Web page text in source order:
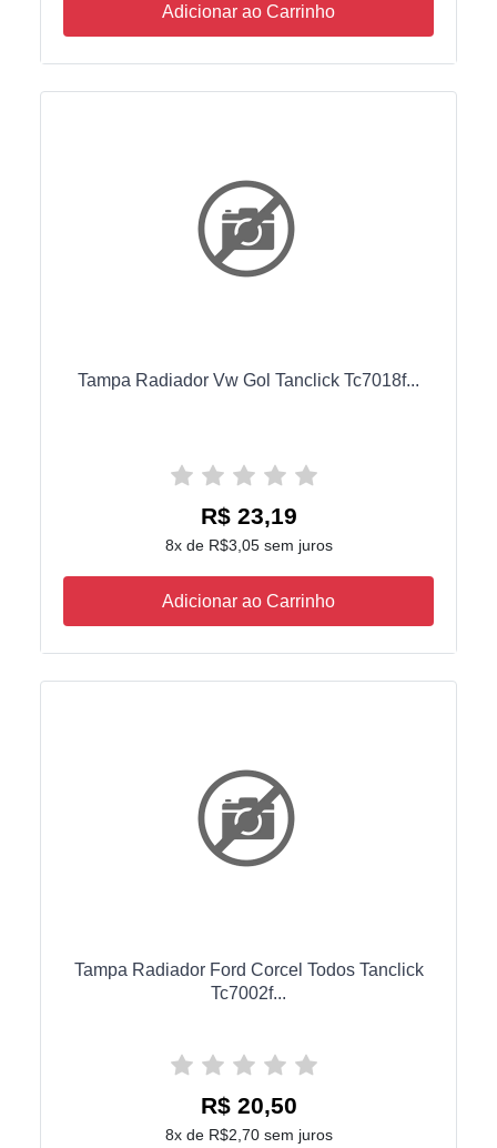
Adicionar ao Carrinho
Tampa Radiador Vw Gol Tanclick Tc7018f...
R$ 23,19
8x de R$3,05 sem juros
Adicionar ao Carrinho
Tampa Radiador Ford Corcel Todos Tanclick
Tc7002f...
R$ 20,50
8x de R$2,70 sem juros